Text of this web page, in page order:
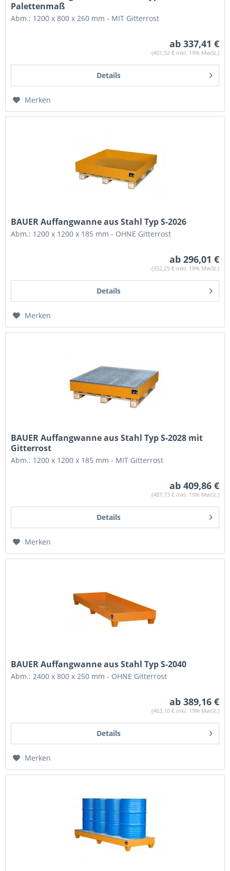
Palettenmaß
Abm.: 1200 x 800 x 260 mm - MIT Gitterrost
ab 337,41 €
(401,52 € inkl. 19% MwSt.)
Details
Merken
BAUER Auffangwanne aus Stahl Typ S-2026
Abm.: 1200 x 1200 x 185 mm - OHNE Gitterrost
ab 296,01 €
(352,25 € inkl. 19% MwSt.)
Details
Merken
BAUER Auffangwanne aus Stahl Typ S-2028 mit
Gitterrost
Abm.: 1200 x 1200 x 185 mm - MIT Gitterrost
ab 409,86 €
(487,73 € inkl. 19% MwSt.)
Details
Merken
BAUER Auffangwanne aus Stahl Typ S-2040
Abm.: 2400 x 800 x 250 mm - OHNE Gitterrost
ab 389,16 €
(463,10 € inkl. 19% MwSt.)
Details
Merken